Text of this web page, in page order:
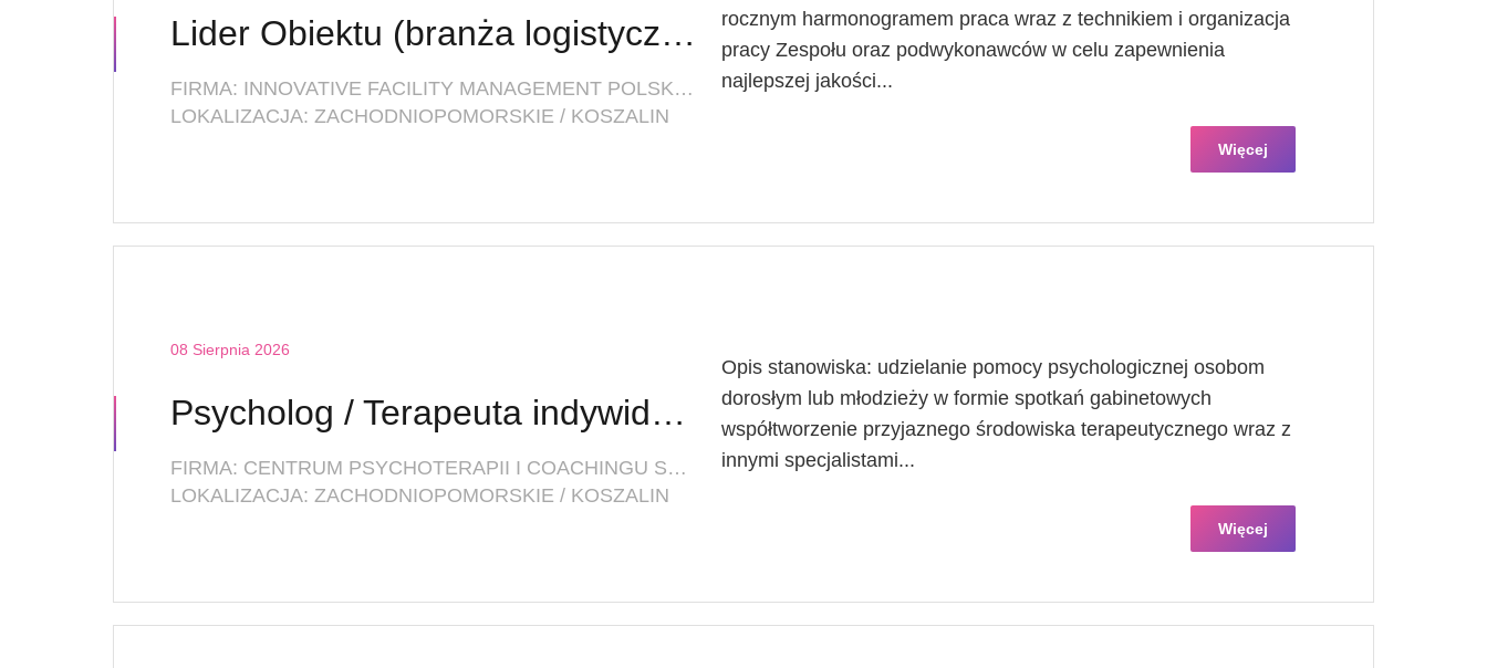
Lider Obiektu (branża logistyczna)
FIRMA: INNOVATIVE FACILITY MANAGEMENT POLSKA SP. Z O. O.
LOKALIZACJA: ZACHODNIOPOMORSKIE / KOSZALIN
rocznym harmonogramem praca wraz z technikiem i organizacja
pracy Zespołu oraz podwykonawców w celu zapewnienia
najlepszej jakości...
Więcej
08 Sierpnia 2026
Psycholog / Terapeuta indywidualny
FIRMA: CENTRUM PSYCHOTERAPII I COACHINGU SYNERGIA
LOKALIZACJA: ZACHODNIOPOMORSKIE / KOSZALIN
Opis stanowiska: udzielanie pomocy psychologicznej osobom
dorosłym lub młodzieży w formie spotkań gabinetowych
współtworzenie przyjaznego środowiska terapeutycznego wraz z
innymi specjalistami...
Więcej